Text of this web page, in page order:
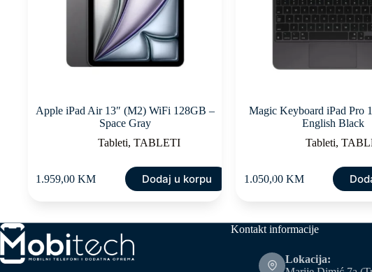
Apple iPad Air 13″ (M2) WiFi 128GB –
Space Gray
Tableti, TABLETI
1.959,00KM Dodaj u korpu
Magic Keyboard iPad Pro
English Black
Tableti,
1.050,00 KM
Kontakt informacije
Lokacija: